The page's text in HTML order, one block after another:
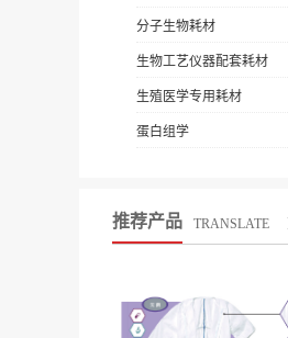
分子生物耗材
生物工艺仪器配套耗材
生殖医学专用耗材
蛋白组学
推荐产品 TRANSLATE